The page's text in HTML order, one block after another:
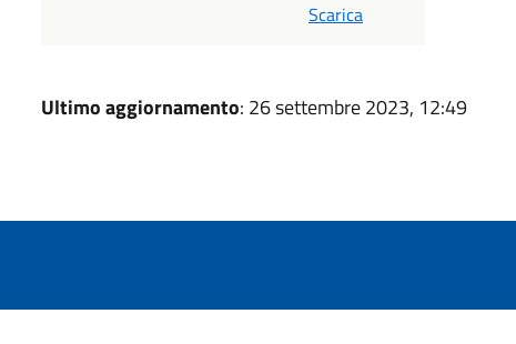
Scarica
Ultimo aggiornamento: 26 settembre 2023, 12:49